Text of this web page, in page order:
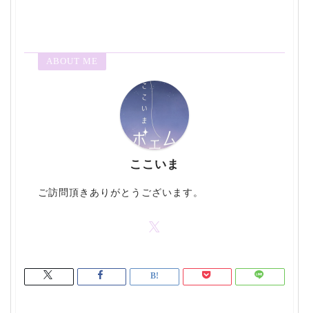
ABOUT ME
ここいま
ご訪問頂きありがとうございます。